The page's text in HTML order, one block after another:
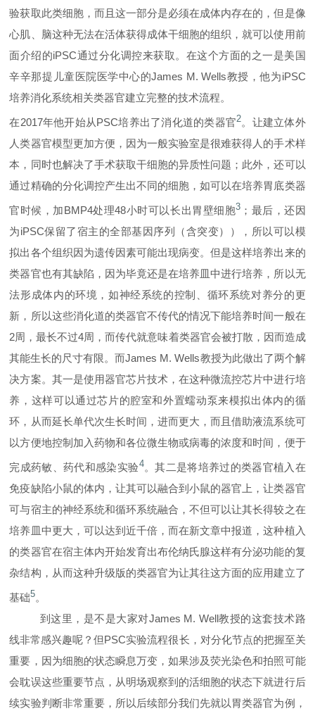
验获取此类细胞，而且这一部分是必须在成体内存在的，但是像
心肌、脑这种无法在活体获得成体干细胞的组织，就可以使用前
面介绍的iPSC通过分化调控来获取。在这个方面的之一是美国
辛辛那提儿童医院医学中心的James M. Wells教授，他为iPSC
培养消化系统相关类器官建立完整的技术流程。
在2017年他开始从PSC培养出了消化道的类器官2。让建立体外
人类器官模型更加方便，因为一般实验室是很难获得人的手术样
本，同时也解决了手术获取干细胞的异质性问题；此外，还可以
通过精确的分化调控产生出不同的细胞，如可以在培养胃底类器
官时候，加BMP4处理48小时可以长出胃壁细胞3 ；最后，还因
为iPSC保留了宿主的全部基因序列（含突变）），所以可以模
拟出各个组织因为遗传因素可能出现病变。但是这样培养出来的
类器官也有其缺陷，因为毕竟还是在培养皿中进行培养，所以无
法形成体内的环境，如神经系统的控制、循环系统对养分的更
新，所以这些消化道的类器官不传代的情况下能培养时间一般在
2周，最长不过4周，而传代就意味着类器官会被打散，因而造成
其能生长的尺寸有限。而James M. Wells教授为此做出了两个解
决方案。其一是使用器官芯片技术，在这种微流控芯片中进行培
养，这样可以通过芯片的腔室和外置蠕动泵来模拟出体内的循
环，从而延长单代次生长时间，进而更大，而且借助液流系统可
以方便地控制加入药物和各位微生物或病毒的浓度和时间，便于
完成药敏、药代和感染实验4。其二是将培养过的类器官植入在
免疫缺陷小鼠的体内，让其可以融合到小鼠的器官上，让类器官
可与宿主的神经系统和循环系统融合，不但可以让其长得较之在
培养皿中更大，可以达到近千倍，而在新文章中报道，这种植入
的类器官在宿主体内开始发育出布伦纳氏腺这样有分泌功能的复
杂结构，从而这种升级版的类器官为让其往这方面的应用建立了
基础5。
到这里，是不是大家对James M. Well教授的这套技术路
线非常感兴趣呢？但PSC实验流程很长，对分化节点的把握至关
重要，因为细胞的状态瞬息万变，如果涉及荧光染色和拍照可能
会耽误这些重要节点，从明场观察到的活细胞的状态下就进行后
续实验判断非常重要，所以后续部分我们先就以胃类器官为例，